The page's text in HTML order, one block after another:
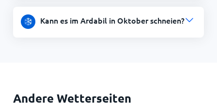
Kann es im Ardabil in Oktober schneien?
Andere Wetterseiten